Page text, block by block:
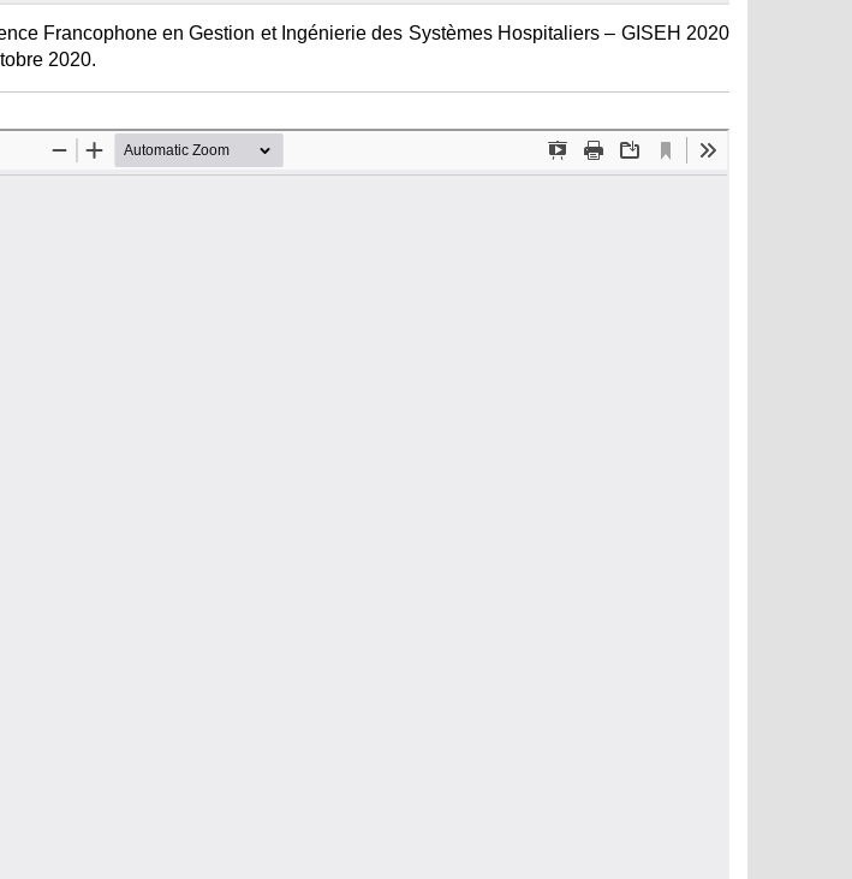
Francophone en Gestion et Ingénierie des Systèmes Hospitaliers – GISEH 2020
2020.